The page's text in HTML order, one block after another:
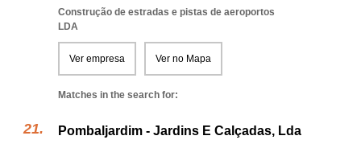
Construção de estradas e pistas de aeroportos
LDA
Ver empresa Ver no Mapa
Matches in the search for:
Pombaljardim - Jardins E Calçadas, Lda